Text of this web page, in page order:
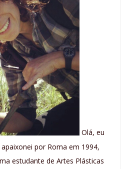
Olá, eu
por Roma em 1994,
estudante de Artes Plásticas